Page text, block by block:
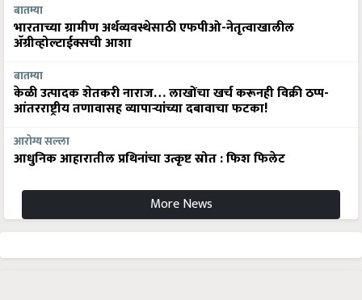
बातम्या
भारताच्या ग्रामीण अर्थव्यवस्थेसाठी एफपीओ-नेतृत्वाखालील
अ‍ॅग्रीव्होल्टाईक्सची आशा
बातम्या
केळी उत्पादक शेतकरी नाराज… लाखोंचा खर्च करूनही विक्री ठप्प-
आंतरराष्ट्रीय तणावासह व्यापाऱ्यांच्या दबावाचा फटका!
आरोग्य सल्ला
आधुनिक आहारातील प्रथिनांचा उत्कृष्ट स्रोत : फिश फिलेट
More News